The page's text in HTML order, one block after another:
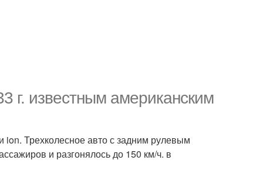
г. известным американским
ion. Трехколесное авто с задним рулевым
и разгонялось до 150 км/ч. в